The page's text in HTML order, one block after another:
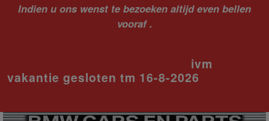
Indien u ons wenst te bezoeken altijd even bellen
vooraf .
ivm
vakantie gesloten tm 16-8-2026